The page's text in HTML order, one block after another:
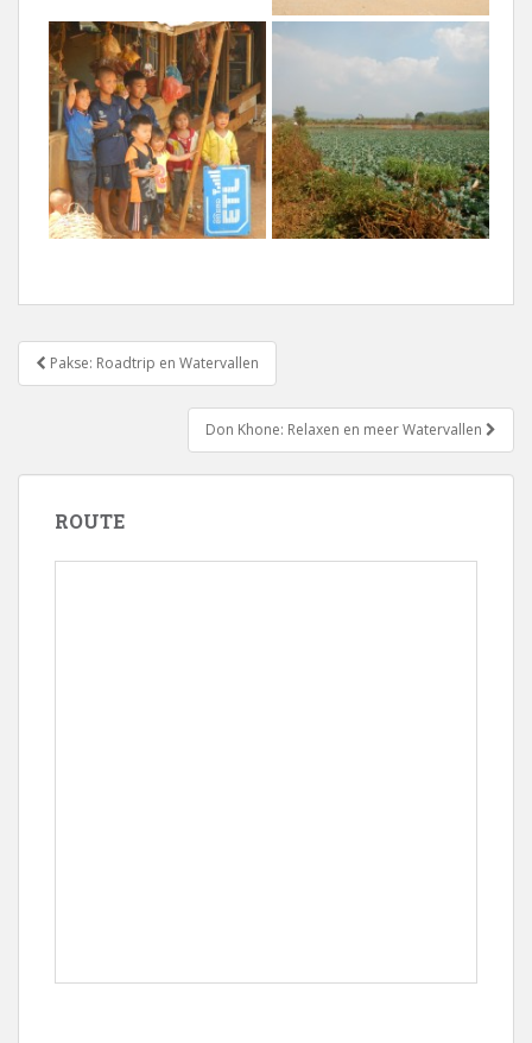
Bericht
navigatie
Pakse: Roadtrip en Watervallen
Don Khone: Relaxen en meer Watervallen
ROUTE